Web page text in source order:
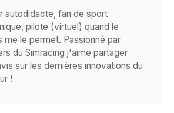
autodidacte, fan de sport
pilote (virtuel) quand le
me le permet. Passionné par
du Simracing j'aime partager
sur les dernières innovations du
!